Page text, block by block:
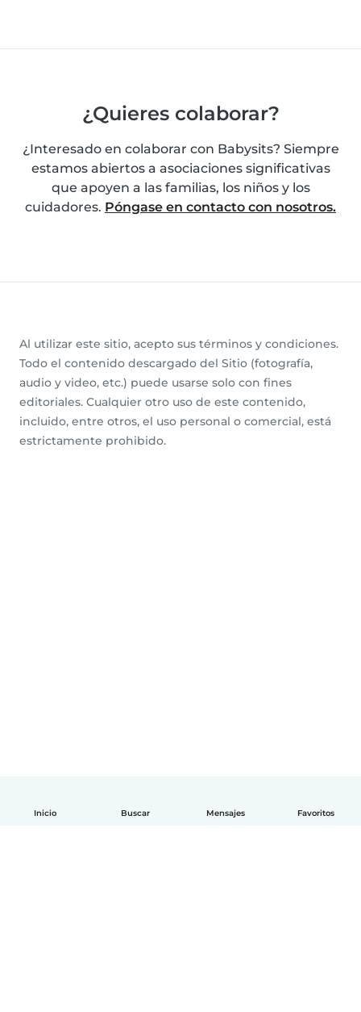
Inicio Buscar Mensajes Favoritos
¿Quieres colaborar?
¿Interesado en colaborar con Babysits? Siempre
estamos abiertos a asociaciones significativas
que apoyen a las familias, los niños y los
cuidadores. Póngase en contacto con nosotros.
Al utilizar este sitio, acepto sus términos y condiciones.
Todo el contenido descargado del Sitio (fotografía,
audio y video, etc.) puede usarse solo con fines
editoriales. Cualquier otro uso de este contenido,
incluido, entre otros, el uso personal o comercial, está
estrictamente prohibido.